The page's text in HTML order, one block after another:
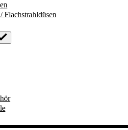
Flachstrahldüsen